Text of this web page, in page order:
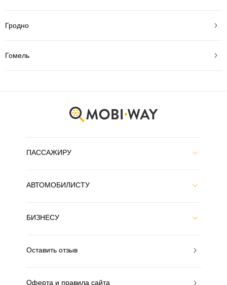
Гродно
Гомель
ПАССАЖИРУ
АВТОМОБИЛИСТУ
БИЗНЕСУ
Оставить отзыв
Оферта и правила сайта